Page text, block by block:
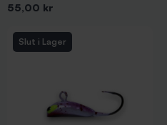
Pris
55,00 kr
Slut i Lager